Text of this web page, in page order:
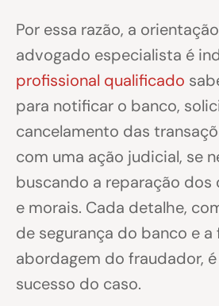
Por essa razão, a
advogado especialista é
profissional qualificado
para notificar o banco,
cancelamento das
com uma ação judicial, se
buscando a reparação dos
e morais. Cada detalhe,
de segurança do banco e
abordagem do fraudador,
sucesso do caso.